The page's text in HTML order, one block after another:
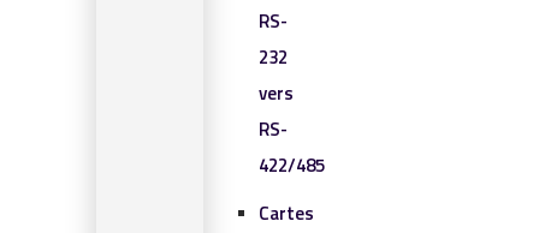
RS-
232
vers
RS-
422/485
Cartes